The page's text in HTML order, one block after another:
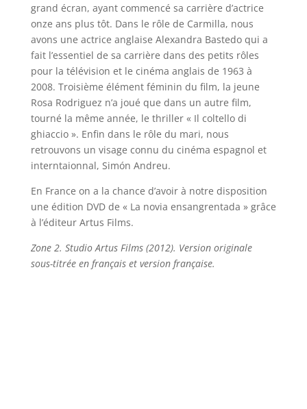
grand écran, ayant commencé sa carrière d’actrice
onze ans plus tôt. Dans le rôle de Carmilla, nous
avons une actrice anglaise Alexandra Bastedo qui a
fait l’essentiel de sa carrière dans des petits rôles
pour la télévision et le cinéma anglais de 1963 à
2008. Troisième élément féminin du film, la jeune
Rosa Rodriguez n’a joué que dans un autre film,
tourné la même année, le thriller « Il coltello di
ghiaccio ». Enfin dans le rôle du mari, nous
retrouvons un visage connu du cinéma espagnol et
interntaionnal, Simón Andreu.
En France on a la chance d’avoir à notre disposition
une édition DVD de « La novia ensangrentada » grâce
à l’éditeur Artus Films.
Zone 2. Studio Artus Films (2012). Version originale
sous-titrée en français et version française.